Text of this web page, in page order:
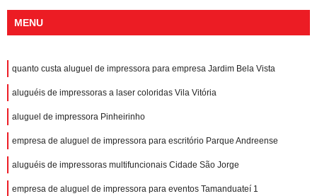
MENU
quanto custa aluguel de impressora para empresa Jardim Bela Vista
aluguéis de impressoras a laser coloridas Vila Vitória
aluguel de impressora Pinheirinho
empresa de aluguel de impressora para escritório Parque Andreense
aluguéis de impressoras multifuncionais Cidade São Jorge
empresa de aluguel de impressora para eventos Tamanduateí 1